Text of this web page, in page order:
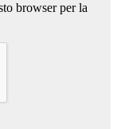
browser per la